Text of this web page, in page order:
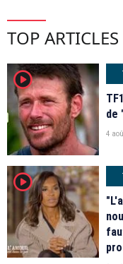
TOP ARTICLES
player2
de
4
player2